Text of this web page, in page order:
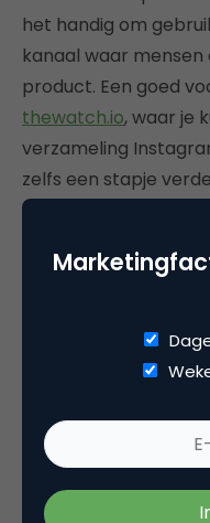
het handig om
kanaal waar
product. Een goed
thewatch.io, waar je
verzameling
zelfs een stapje
hoe het principe van
Applebee’s is een
Amerikaanse
chicked geserveerd
restaurantketen met
bereik en de